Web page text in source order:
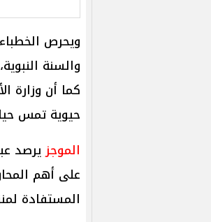
ويحرص
والسنة
كما أن وزارة
حيوية تمس
الموجزيرصد
على أهم
المستفادة